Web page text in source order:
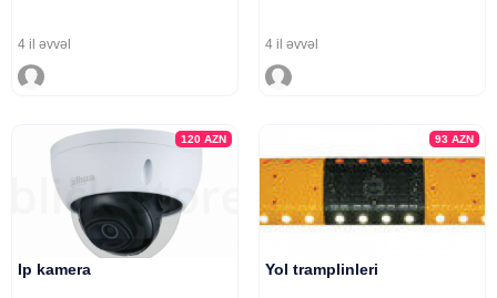
4 il əvvəl 4 il əvvəl
120AZN
Ip kamera
93 AZN
Yol tramplinleri